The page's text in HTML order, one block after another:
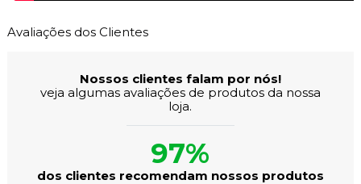
Avaliações dos Clientes
Nossos clientes falam por nós!
veja algumas avaliações de produtos da nossa
loja.
97%
dos clientes recomendam nossos produtos